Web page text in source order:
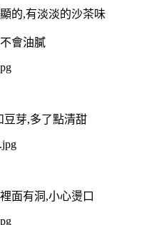
的,有淡淡的沙茶味
會油膩
豆芽,多了點清甜
面有洞,小心燙口